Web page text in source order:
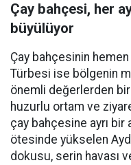
Çay bahçesi, her
büyülüyor
Çay bahçesinin
Türbesi ise bölgenin
önemli değerlerden
huzurlu ortam ve
çay bahçesine ayrı bir
ötesinde yükselen
dokusu, serin havası